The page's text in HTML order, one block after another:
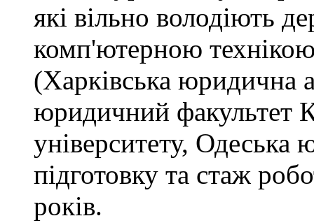
які вільно володіють
комп'ютерною
(Харківська юридична
юридичний факультет
університету, Одеська
підготовку та стаж
років.